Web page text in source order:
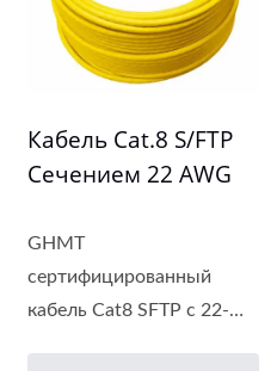
Кабель Cat.8 S/FTP
Сечением 22 AWG
GHMT
сертифицированный
кабель Cat8 SFTP с 22-